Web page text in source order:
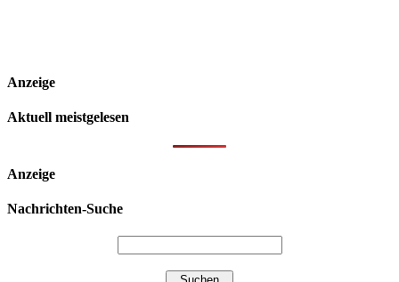
Anzeige
Aktuell meistgelesen
Anzeige
Nachrichten-Suche